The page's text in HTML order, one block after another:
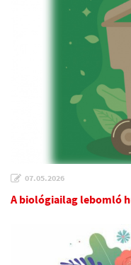
07.05.2026
A biológiailag lebomló